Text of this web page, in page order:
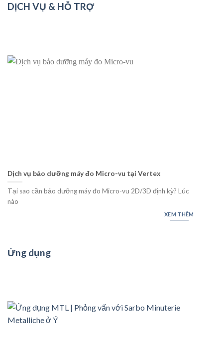
DỊCH VỤ & HỖ TRỢ
Dịch vụ bảo dưỡng máy đo Micro-vu tại Vertex
Tại sao cần bảo dưỡng máy đo Micro-vu 2D/3D định kỳ? Lúc
nào
XEM THÊM
Ứng dụng